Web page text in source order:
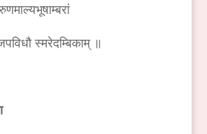
स्मरेदम्बिकाम् ॥